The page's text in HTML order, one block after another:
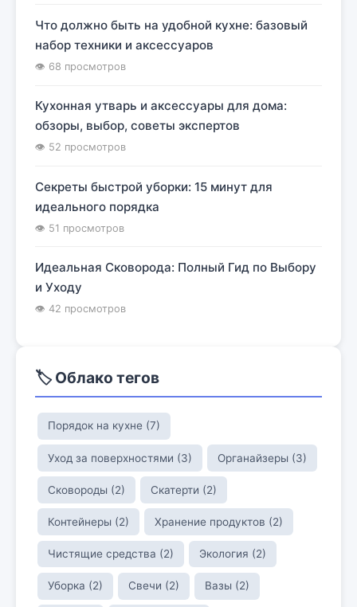
Что должно быть на удобной кухне: базовый
набор техники и аксессуаров
👁 68 просмотров
Кухонная утварь и аксессуары для дома:
обзоры, выбор, советы экспертов
👁 52 просмотров
Секреты быстрой уборки: 15 минут для
идеального порядка
👁 51 просмотров
Идеальная Сковорода: Полный Гид по Выбору
и Уходу
👁 42 просмотров
🏷️ Облако тегов
Порядок на кухне (7)
Уход за поверхностями (3) Органайзеры (3)
Сковороды (2) Скатерти (2)
Контейнеры (2) Хранение продуктов (2)
Чистящие средства (2) Экология (2)
Уборка (2) Свечи (2) Вазы (2)